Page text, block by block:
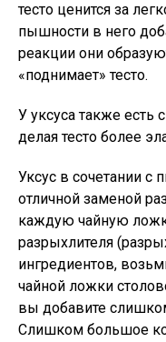
тесто ценится за
пышности в него
реакции они
«поднимает» тесто.
У уксуса также есть
делая тесто более
Уксус в сочетании с
отличной заменой
каждую чайную
разрыхлителя
ингредиентов,
чайной ложки
вы добавите
Слишком большое